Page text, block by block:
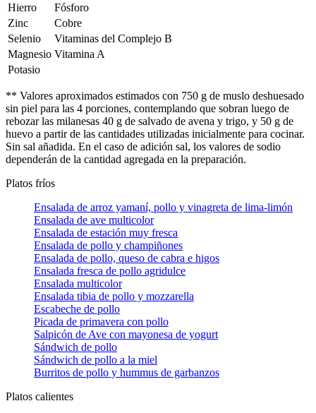
Hierro
Fósforo
Zinc
Cobre
Selenio
Vitaminas del Complejo B
Magnesio Vitamina A
Potasio
** Valores aproximados estimados con 750 g de muslo deshuesado
sin piel para las 4 porciones, contemplando que sobran luego de
rebozar las milanesas 40 g de salvado de avena y trigo, y 50 g de
huevo a partir de las cantidades utilizadas inicialmente para cocinar.
Sin sal añadida. En el caso de adición sal, los valores de sodio
dependerán de la cantidad agregada en la preparación.
Platos fríos
Ensalada de arroz yamaní, pollo y vinagreta de lima-limón
Ensalada de ave multicolor
Ensalada de estación muy fresca
Ensalada de pollo y champiñones
Ensalada de pollo, queso de cabra e higos
Ensalada fresca de pollo agridulce
Ensalada multicolor
Ensalada tibia de pollo y mozzarella
Escabeche de pollo
Picada de primavera con pollo
Salpicón de Ave con mayonesa de yogurt
Sándwich de pollo
Sándwich de pollo a la miel
Burritos de pollo y hummus de garbanzos
Platos calientes